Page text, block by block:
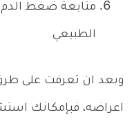
متابعة ضغط
الطبيعي
وبعد ان تعرفت على
اعراضه، فبإمكانك